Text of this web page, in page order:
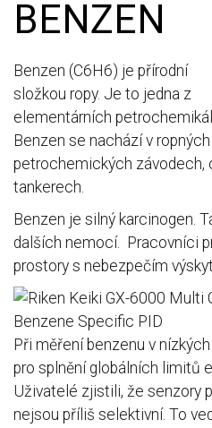
BENZEN
Benzen (C6H6) je přírodní
složkou ropy. Je to jedna z
elementárních
Benzen se nachází v
petrochemických závodech,
tankerech.
Benzen je silný karcinogen.
dalších nemocí. Pracovníci
prostory s nebezpečím
Při měření benzenu v
pro splnění globálních limitů
Uživatelé zjistili, že senzory
nejsou příliš selektivní. To